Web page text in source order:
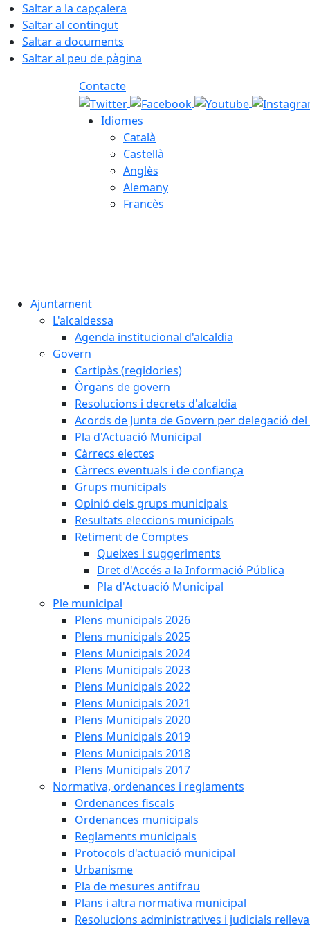
Saltar a la capçalera
Saltar al contingut
Saltar a documents
Saltar al peu de pàgina
Contacte
Idiomes
Català
Castellà
Anglès
Alemany
Francès
Ajuntament
L'alcaldessa
Agenda institucional d'alcaldia
Govern
Cartipàs (regidories)
Òrgans de govern
Resolucions i decrets d'alcaldia
Acords de Junta de Govern per delegació del
Pla d'Actuació Municipal
Càrrecs electes
Càrrecs eventuals i de confiança
Grups municipals
Opinió dels grups municipals
Resultats eleccions municipals
Retiment de Comptes
Queixes i suggeriments
Dret d'Accés a la Informació Pública
Pla d'Actuació Municipal
Ple municipal
Plens municipals 2026
Plens municipals 2025
Plens Municipals 2024
Plens Municipals 2023
Plens Municipals 2022
Plens Municipals 2021
Plens Municipals 2020
Plens Municipals 2019
Plens Municipals 2018
Plens Municipals 2017
Normativa, ordenances i reglaments
Ordenances fiscals
Ordenances municipals
Reglaments municipals
Protocols d'actuació municipal
Urbanisme
Pla de mesures antifrau
Plans i altra normativa municipal
Resolucions administratives i judicials